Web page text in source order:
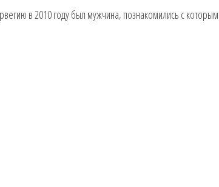
в 2010 году был мужчина, познакомились с которым